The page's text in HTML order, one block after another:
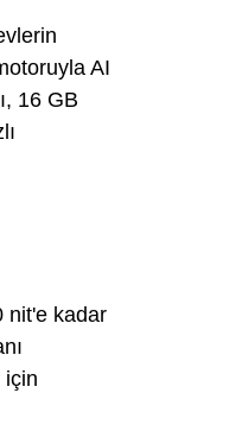
AI
16 GB
nit'e kadar
için